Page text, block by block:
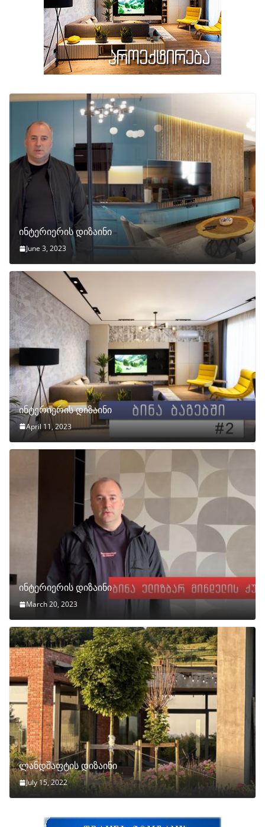
ინტერიერის დიზაინი
June 3, 2023
ინტერიერის დიზაინი
April 11, 2023
ინტერიერის დიზაინი
March 20, 2023
ლანდშაფტის დიზაინი
July 15, 2022